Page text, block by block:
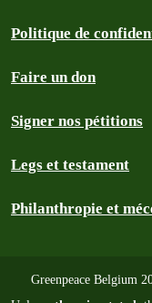
Politique de
Faire un don
Signer nos pétitions
Legs et testament
Philanthropie et
Greenpeace Belgium